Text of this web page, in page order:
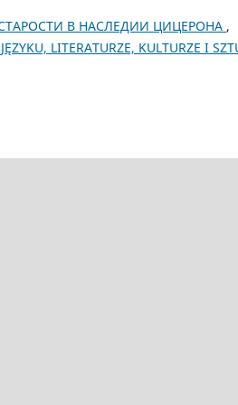
В НАСЛЕДИИ ЦИЦЕРОНА ,
LITERATURZE, KULTURZE I